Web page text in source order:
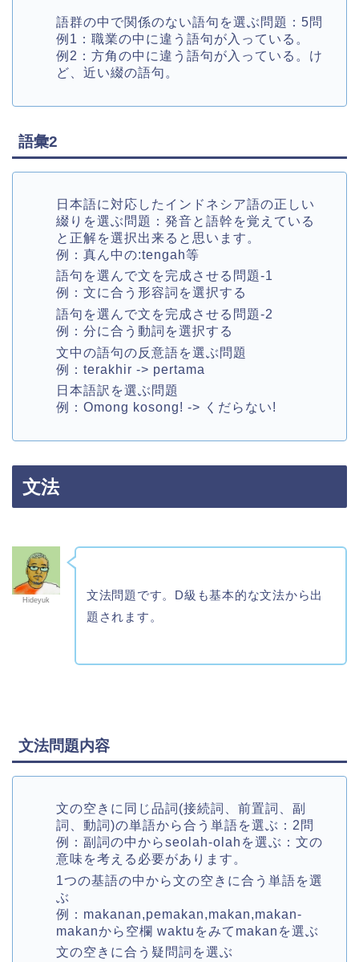
語群の中で関係のない語句を選ぶ問題：5問
例1：職業の中に違う語句が入っている。
例2：方角の中に違う語句が入っている。け
ど、近い綴の語句。
語彙2
日本語に対応したインドネシア語の正しい
綴りを選ぶ問題：発音と語幹を覚えている
と正解を選択出来ると思います。
例：真ん中の:tengah等
語句を選んで文を完成させる問題-1
例：文に合う形容詞を選択する
語句を選んで文を完成させる問題-2
例：分に合う動詞を選択する
文中の語句の反意語を選ぶ問題
例：terakhir -> pertama
日本語訳を選ぶ問題
例：Omong kosong! -> くだらない!
文法
Hideyuk
文法問題です。D級も基本的な文法から出
題されます。
文法問題内容
文の空きに同じ品詞(接続詞、前置詞、副
詞、動詞)の単語から合う単語を選ぶ：2問
例：副詞の中からseolah-olahを選ぶ：文の
意味を考える必要があります。
1つの基語の中から文の空きに合う単語を選
ぶ
例：makanan,pemakan,makan,makan-
makanから空欄 waktuをみてmakanを選ぶ
文の空きに合う疑問詞を選ぶ